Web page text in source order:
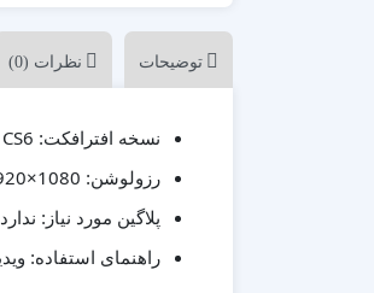
مناسبات ویژه
موکاپ تبلیغاتی
توضیحات نظرات (0)
نسخه افترافکت:
رزولوشن:
پلاگین مورد نیاز: ندارد
راهنمای استفاده: